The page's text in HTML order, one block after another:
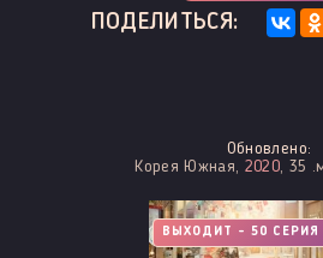
ПОДЕЛИТЬСЯ:
Обновлено:
Корея Южная, 2020 , 35
ВЫХОДИТ - 50 СЕРИЯ